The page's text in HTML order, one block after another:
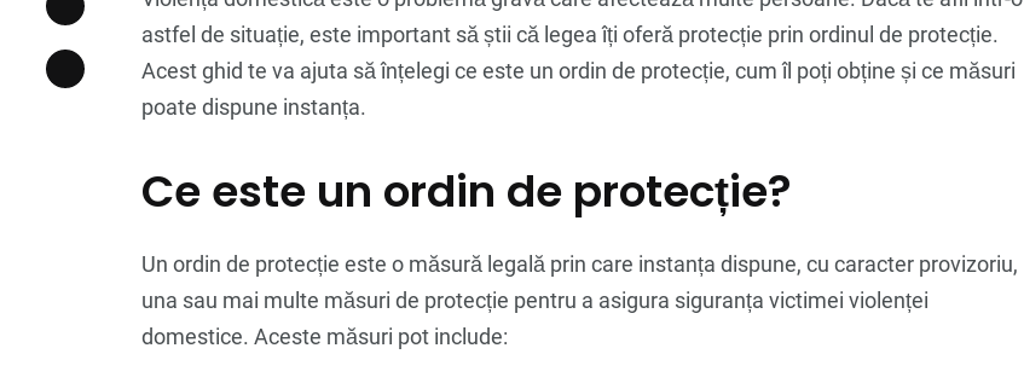
astfel de situație, este important să știi că legea îți oferă protecție prin ordinul de protecție.
Acest ghid te va ajuta să înțelegi ce este un ordin de protecție, cum îl poți obține și ce măsuri
poate dispune instanța.
Ce este un ordin de protecție?
Un ordin de protecție este o măsură legală prin care instanța dispune, cu caracter provizoriu,
una sau mai multe măsuri de protecție pentru a asigura siguranța victimei violenței
domestice. Aceste măsuri pot include: